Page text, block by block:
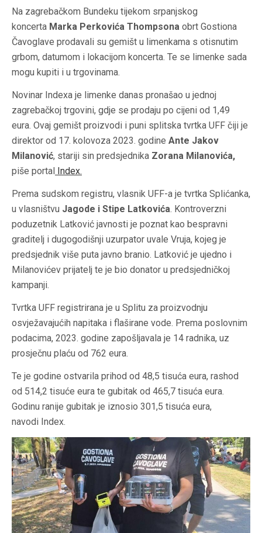
Na zagrebačkom Bundeku tijekom srpanjskog
koncerta Marka Perkovića Thompsona obrt Gostiona
Čavoglave prodavali su gemišt u limenkama s otisnutim
grbom, datumom i lokacijom koncerta. Te se limenke sada
mogu kupiti i u trgovinama.
Novinar Indexa je limenke danas pronašao u jednoj
zagrebačkoj trgovini, gdje se prodaju po cijeni od 1,49
eura. Ovaj gemišt proizvodi i puni splitska tvrtka UFF čiji je
direktor od 17. kolovoza 2023. godine Ante Jakov
Milanović, stariji sin predsjednika Zorana Milanovića,
piše portal
Index.
Prema sudskom registru, vlasnik UFF-a je tvrtka Splićanka,
u vlasništvu Jagode i Stipe Latkovića. Kontroverzni
poduzetnik Latković javnosti je poznat kao bespravni
graditelj i dugogodišnji uzurpator uvale Vruja, kojeg je
predsjednik više puta javno branio. Latković je ujedno i
Milanovićev prijatelj te je bio donator u predsjedničkoj
kampanji.
Tvrtka UFF registrirana je u Splitu za proizvodnju
osvježavajućih napitaka i flaširane vode. Prema poslovnim
podacima, 2023. godine zapošljavala je 14 radnika, uz
prosječnu plaću od 762 eura.
Te je godine ostvarila prihod od 48,5 tisuća eura, rashod
od 514,2 tisuće eura te gubitak od 465,7 tisuća eura.
Godinu ranije gubitak je iznosio 301,5 tisuća eura,
navodi Index.